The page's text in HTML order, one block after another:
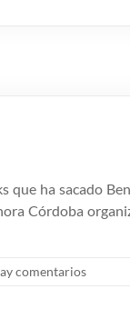
que ha sacado
Córdoba
comentarios